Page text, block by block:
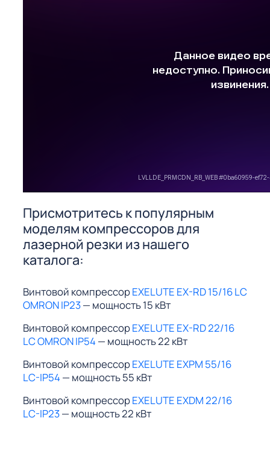
Присмотритесь к популярным
моделям компрессоров для
лазерной резки из нашего
каталога:
Винтовой компрессорEXELUTE EX-RD 15/16 LC
OMRON IP23— мощность 15 кВт
Винтовой компрессорEXELUTE EX-RD 22/16
LC OMRON IP54 — мощность 22 кВт
Винтовой компрессорEXELUTE EXPM 55/16
LC-IP54 — мощность 55 кВт
Винтовой компрессорEXELUTE EXDM 22/16
LC-IP23— мощность 22 кВт